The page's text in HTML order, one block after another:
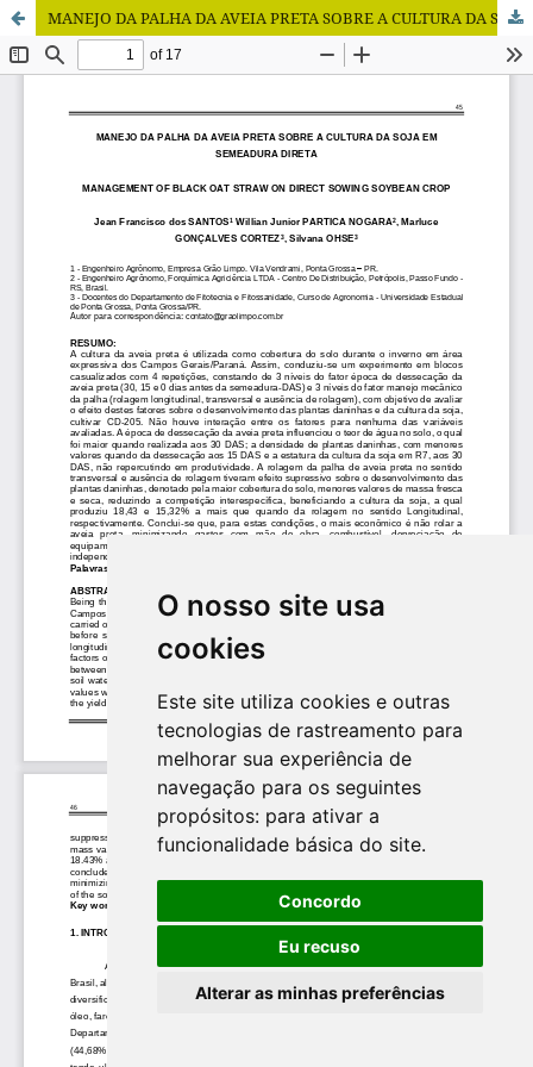
O nosso site usa
cookies
Este site utiliza cookies e outras
tecnologias de rastreamento para
melhorar sua experiência de
navegação para os seguintes
propósitos: para ativar a
funcionalidade básica do site.
Concordo
Eu recuso
Alterar as minhas preferências
MANEJO DA PALHA DA AVEIA PRETA SOBRE A CULTURA DA SOJA EM SEMEADURA DIRETA